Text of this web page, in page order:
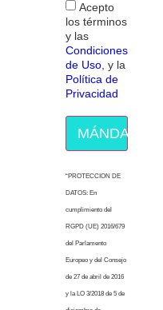
Acepto
los términos
y las
Condiciones
de Uso , y la
Política de
Privacidad
MÁNDAME
“PROTECCION DE
DATOS: En
cumplimiento del
RGPD (UE) 2016/679
del Parlamento
Europeo y del Consejo
de 27 de abril de 2016
y la LO 3/2018 de 5 de